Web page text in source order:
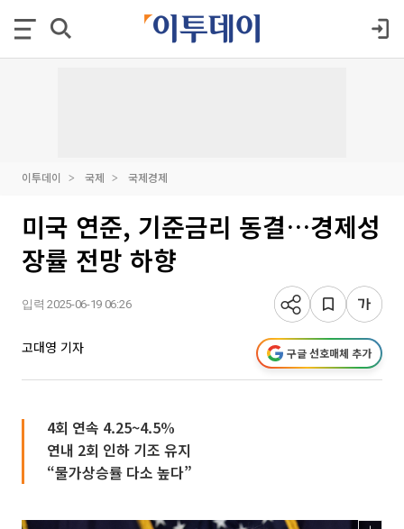
이투데이 국제 국제경제
미국 연준, 기준금리 동결…경제성
장률 전망 하향
입력 2025-06-19 06:26
고대영 기자 구글 선호매체 추가
4회 연속 4.25~4.5%
연내 2회 인하 기조 유지
“물가상승률 다소 높다”